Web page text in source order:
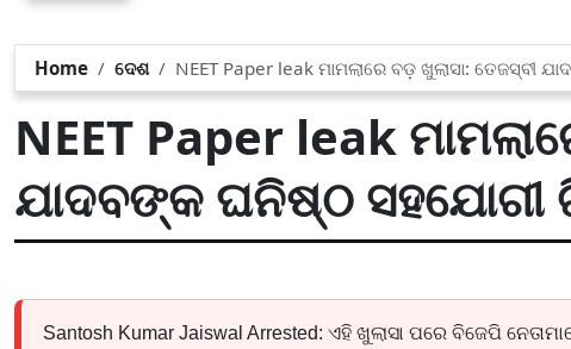
Home ଦେଶ NEET Paper leak ମାମଲାରେ ବଡ଼ ଖୁଲାସା: ତେଜସ୍ବୀ
NEET Paper leak
ଯାଦବଙ୍କ ଘନିଷ୍ଠ
Santosh Kumar Jaiswal Arrested: ଏହି ଖୁଲାସା ପରେ ବିଜେପି